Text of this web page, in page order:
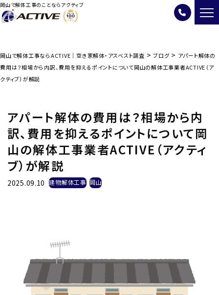
岡山で解体工事のことならアクティブ
岡山で解体工事ならACTIVE｜空き家解体・アスベスト調査 > ブログ> アパート解体の
費用は？相場から内訳、費用を抑えるポイントについて岡山の解体工事業者ACTIVE（ア
クティブ）が解説
アパート解体の費用は？相場から内
訳、費用を抑えるポイントについて岡
山の解体工事業者ACTIVE（アクティ
ブ）が解説
2025.09.10 建物解体工事 岡山